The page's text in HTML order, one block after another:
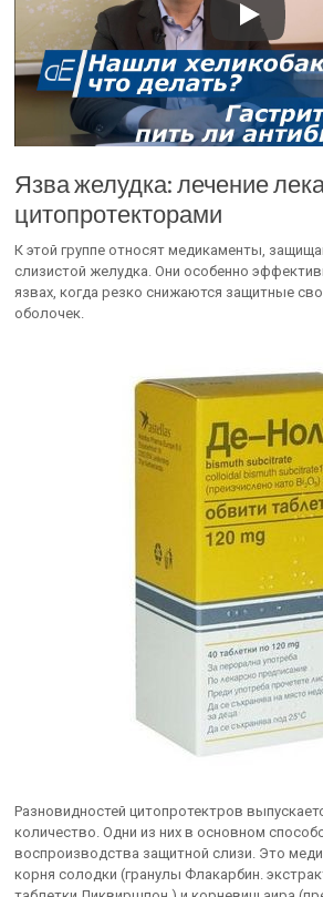
Язва желудка: лечение
цитопротекторами
К этой группе относят медикаменты,
слизистой желудка. Они особенно
язвах, когда резко снижаются защитные
оболочек.
Разновидностей цитопротектров
количество. Одни из них в основном
воспроизводства защитной слизи. Это
корня солодки (гранулы Флакарбин.